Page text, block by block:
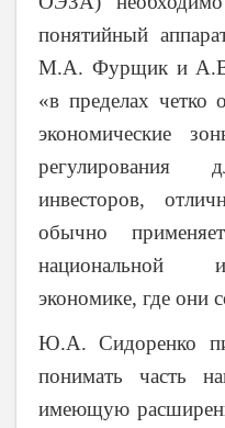
понятийный
М.А. Фурщик и
«в пределах четко
экономические
инвесторов,
обычно
национальной
экономике, где они
Ю.А. Сидоренко
понимать часть
имеющую